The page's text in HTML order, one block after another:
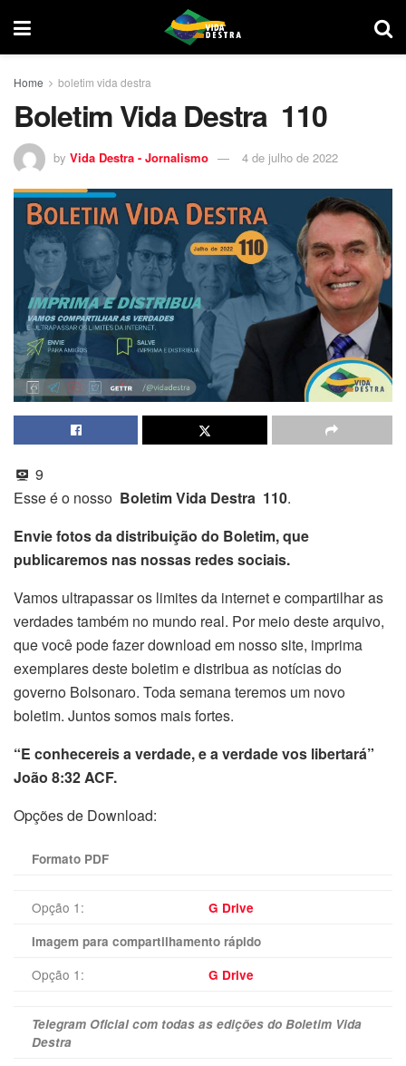
Home boletim vida destra
Boletim Vida Destra 110
by Vida Destra - Jornalismo 4 de julho de 2022
9
Esse é o nosso Boletim Vida Destra 110.
Envie fotos da distribuição do Boletim, que
publicaremos nas nossas redes sociais.
Vamos ultrapassar os limites da internet e compartilhar as
verdades também no mundo real. Por meio deste arquivo,
que você pode fazer download em nosso site, imprima
exemplares deste boletim e distribua as notícias do
governo Bolsonaro. Toda semana teremos um novo
boletim. Juntos somos mais fortes.
“E conhecereis a verdade, e a verdade vos libertará”
João 8:32 ACF.
Opções de Download:
Formato PDF
Opção 1:
G Drive
Imagem para compartilhamento rápido
Opção 1: G Drive
Telegram Oficial com todas as edições do Boletim Vida
Destra